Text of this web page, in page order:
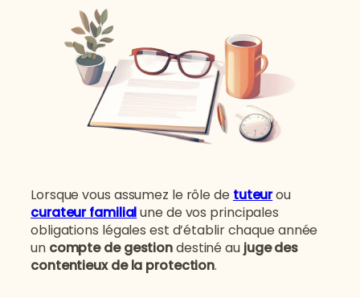
Lorsque vous assumez le rôle de tuteurou
curateur familialune de vos principales
obligations légales est d’établir chaque année
un compte de gestiondestiné au juge des
contentieux de la protection.